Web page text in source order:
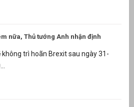
nữa, Thủ tướng Anh nhận định
không trì hoãn Brexit sau ngày 31-